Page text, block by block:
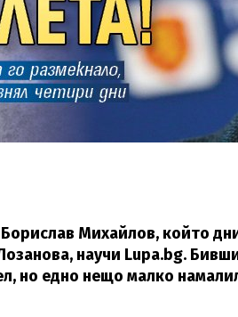
Михайлов, който
научи Lupa.bg.
но едно нещо малко